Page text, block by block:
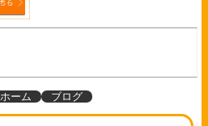
ホーム ブログ